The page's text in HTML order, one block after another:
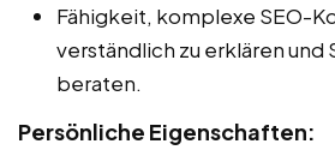
Fähigkeit, komplexe SEO-
verständlich zu erklären und
beraten.
Persönliche Eigenschaften: